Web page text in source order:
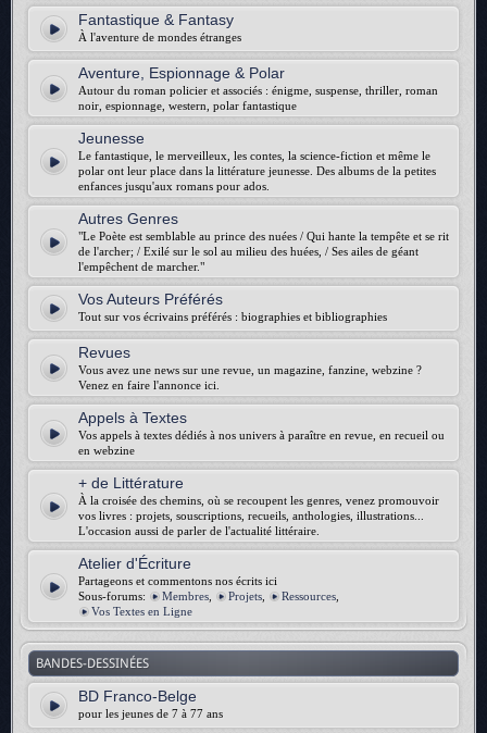
Fantastique & Fantasy
À l'aventure de mondes étranges
Aventure, Espionnage & Polar
Autour du roman policier et associés : énigme, suspense, thriller, roman
noir, espionnage, western, polar fantastique
Jeunesse
Le fantastique, le merveilleux, les contes, la science-fiction et même le
polar ont leur place dans la littérature jeunesse. Des albums de la petites
enfances jusqu'aux romans pour ados.
Autres Genres
"Le Poète est semblable au prince des nuées / Qui hante la tempête et se rit
de l'archer; / Exilé sur le sol au milieu des huées, / Ses ailes de géant
l'empêchent de marcher."
Vos Auteurs Préférés
Tout sur vos écrivains préférés : biographies et bibliographies
Revues
Vous avez une news sur une revue, un magazine, fanzine, webzine ?
Venez en faire l'annonce ici.
Appels à Textes
Vos appels à textes dédiés à nos univers à paraître en revue, en recueil ou
en webzine
+ de Littérature
À la croisée des chemins, où se recoupent les genres, venez promouvoir
vos livres : projets, souscriptions, recueils, anthologies, illustrations...
L'occasion aussi de parler de l'actualité littéraire.
Atelier d'Écriture
Partageons et commentons nos écrits ici
Sous-forums:
Membres Projets Ressources
Vos Textes en Ligne
BANDES-DESSINÉES
BD Franco-Belge
pour les jeunes de 7 à 77 ans